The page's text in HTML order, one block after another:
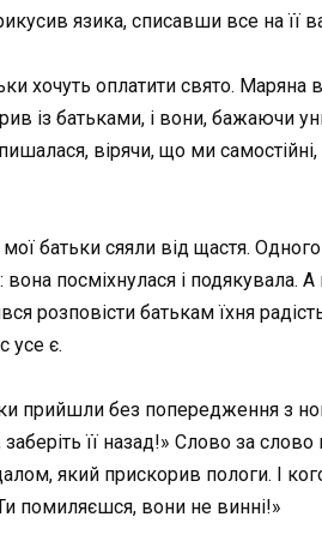
язика, списавши все на
хочуть оплатити свято. Маряна
із батьками, і вони, бажаючи
вірячи, що ми
батьки сяяли від щастя.
посміхнулася і подякувала.
розповісти батькам їхня
усе є.
прийшли без попередження з
її назад!» Слово за
який прискорив пологи. І
помиляєшся, вони не винні!»